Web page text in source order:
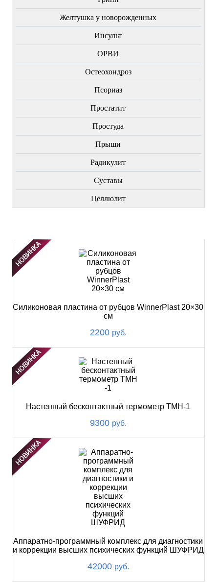
Желтушка у новорожденных
Инсульт
ОРВИ
Остеохондроз
Пcориаз
Простатит
Простуда
Прыщи
Радикулит
Суставы
Целлюлит
Силиконовая пластина от рубцов WinnerPlast 20×30
см
2200 руб.
Настенный бесконтактный термометр ТМН-1
9300 руб.
Аппаратно-программный комплекс для диагностики
и коррекции высших психических функций ШУФРИД
42000 руб.